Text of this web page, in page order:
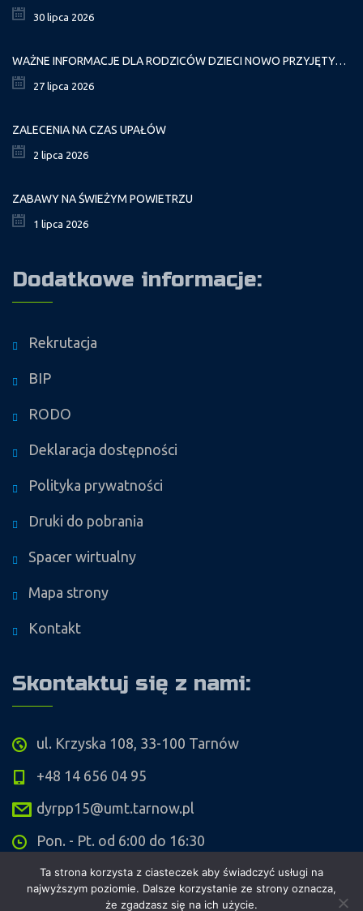
30 lipca 2026
WAŻNE INFORMACJE DLA RODZICÓW DZIECI NOWO PRZYJĘTYCH GR. I
27 lipca 2026
ZALECENIA NA CZAS UPAŁÓW
2 lipca 2026
ZABAWY NA ŚWIEŻYM POWIETRZU
1 lipca 2026
Dodatkowe informacje:
Rekrutacja
BIP
RODO
Deklaracja dostępności
Polityka prywatności
Druki do pobrania
Spacer wirtualny
Mapa strony
Kontakt
Skontaktuj się z nami:
ul. Krzyska 108, 33-100 Tarnów
+48 14 656 04 95
dyrpp15@umt.tarnow.pl
Pon. - Pt. od 6:00 do 16:30
Ta strona korzysta z ciasteczek aby świadczyć usługi na
najwyższym poziomie. Dalsze korzystanie ze strony oznacza,
że zgadzasz się na ich użycie.